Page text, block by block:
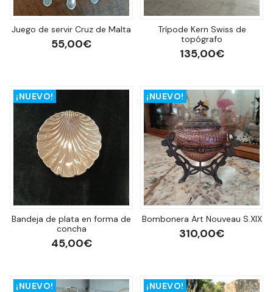
Juego de servir Cruz de Malta
55,00€
Trípode Kern Swiss de
topógrafo
135,00€
¡NUEVO!
Bandeja de plata en forma de
concha
45,00€
¡NUEVO!
Bombonera Art Nouveau S.XIX
310,00€
¡NUEVO! ¡NUEVO!